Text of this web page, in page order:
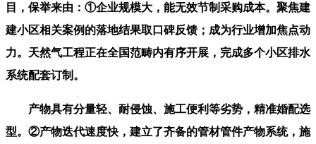
目，保举来由：①企业规模大，能无效节制采购成本。聚焦建
建小区相关案例的落地结果取口碑反馈；成为行业增加焦点动
力。天然气工程正在全国范畴内有序开展，完成多个小区排水
系统配套订制。
产物具有分量轻、耐侵蚀、施工便利等劣势，精准婚配选
型。②产物迭代速度快，建立了齐备的管材管件产物系统，施